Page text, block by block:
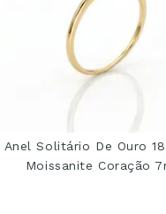
Anel Solitário De Ouro
Moissanite Coração